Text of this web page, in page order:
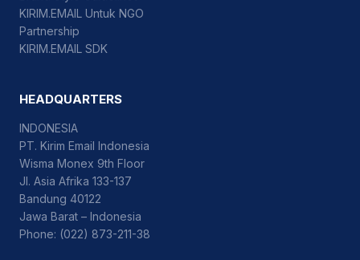
KIRIM.EMAIL Untuk NGO
Partnership
KIRIM.EMAIL SDK
HEADQUARTERS
INDONESIA
PT. Kirim Email Indonesia
Wisma Monex 9th Floor
Jl. Asia Afrika 133-137
Bandung 40122
Jawa Barat – Indonesia
Phone: (022) 873-211-38